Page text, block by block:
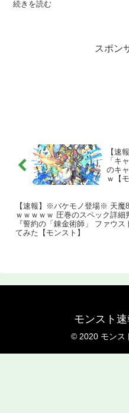
続きを読む
スポン
【速
「キ
のキ
ｗ【
【速報】※バケモノ登場※ 天魔
ｗｗｗｗｗ 圧巻のスペック詳細
『誓約の「錬金術師」 ファウス
てみた【モンスト】
モンスト
© 2020 モンス